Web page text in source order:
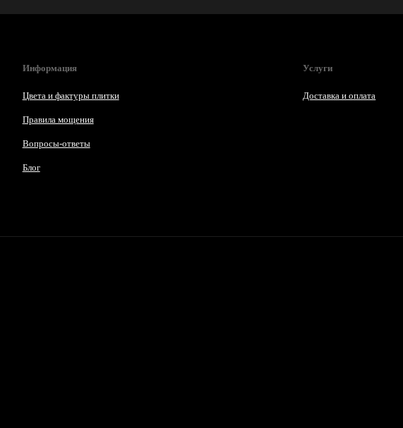
Информация
Цвета и фактуры плитки
Правила мощения
Вопросы-ответы
Блог
Услуги
Доставка и оплата